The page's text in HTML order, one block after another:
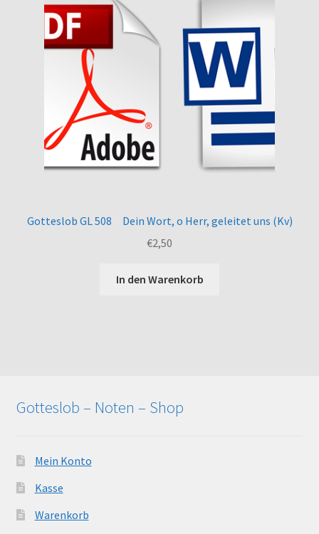
Gotteslob GL 508 Dein Wort, o Herr, geleitet uns (Kv)
€2,50
In den Warenkorb
Gotteslob – Noten – Shop
Mein Konto
Kasse
Warenkorb